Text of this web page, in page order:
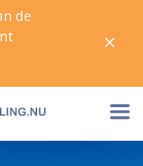
de